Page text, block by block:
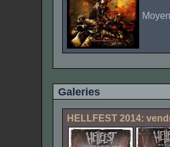
Galeries
HELLFEST 2014: